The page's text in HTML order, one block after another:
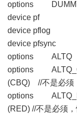
options
device pf
device pflog
device
options
options
(CBQ) //不是必须
options
(RED) //不是必须，